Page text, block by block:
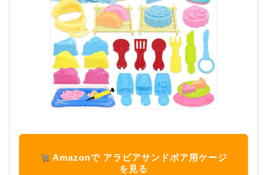
Amazonで アラビアサンドボア用ケージ
を見る